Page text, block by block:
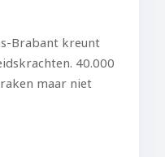
Brabant kreunt
40.000
maar niet